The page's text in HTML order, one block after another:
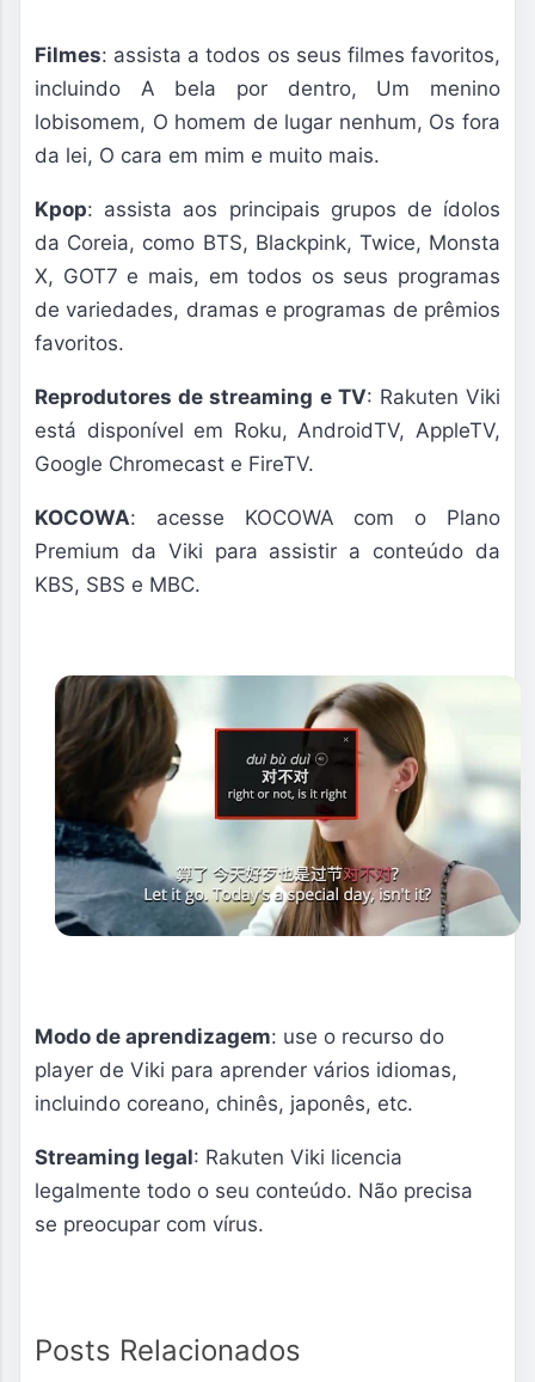
Filmes: assista a todos os seus filmes favoritos,
incluindo A bela por dentro, Um menino
lobisomem, O homem de lugar nenhum, Os fora
da lei, O cara em mim e muito mais.
Kpop: assista aos principais grupos de ídolos
da Coreia, como BTS, Blackpink, Twice, Monsta
X, GOT7 e mais, em todos os seus programas
de variedades, dramas e programas de prêmios
favoritos.
Reprodutores de streaming e TV: Rakuten Viki
está disponível em Roku, AndroidTV, AppleTV,
Google Chromecast e FireTV.
KOCOWA: acesse KOCOWA com o Plano
Premium da Viki para assistir a conteúdo da
KBS, SBS e MBC.
Modo de aprendizagem: use o recurso do
player de Viki para aprender vários idiomas,
incluindo coreano, chinês, japonês, etc.
Streaming legal: Rakuten Viki licencia
legalmente todo o seu conteúdo. Não precisa
se preocupar com vírus.
Posts Relacionados